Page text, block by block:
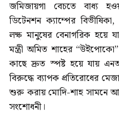
জমিজায়গা বেচতে বাধ্য
ডিটেনশন ক্যাম্পের বিভীষিকা,
লক্ষ মানুষের বেনাগরিক হয়ে
মন্ত্রী অমিত শাহের
কাছে দ্রুত স্পষ্ট হয়ে যায়
বিরুদ্ধে ব্যাপক প্রতিরোধের
শুরু করায় মোদি-শাহ সামনে
সংশোধনী।